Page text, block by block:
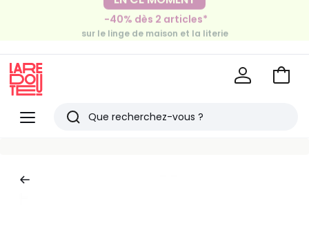
-30€ tous les 100€*
sur le meuble & la déco
-40% dès 2 articles*
sur le linge de maison et la literie
Menu
Redoute
Rechercher
Voir